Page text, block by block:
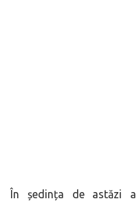
În ședința de astăzi a